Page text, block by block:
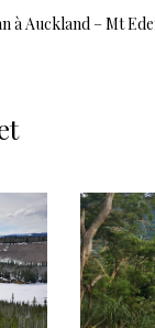
à Auckland – Mt